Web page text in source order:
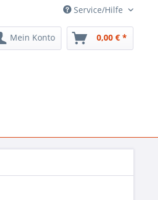
Service/Hilfe
Mein Konto 0,00 € *